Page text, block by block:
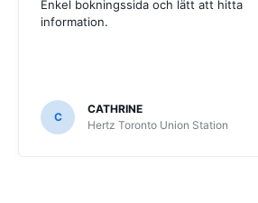
Enkel bokningssida och lätt att hitta
information.
C
CATHRINE
Hertz Toronto Union Station